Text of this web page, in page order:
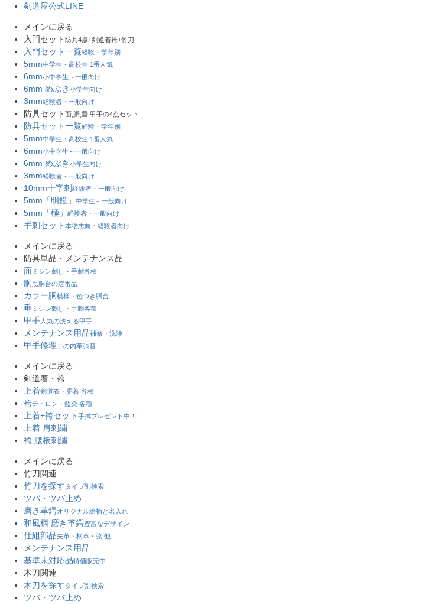
剣道屋公式LINE
メインに戻る
入門セット 防具4点+剣道着袴+竹刀
入門セット一覧経験・学年別
5mm中学生・高校生 1番人気
6mm小中学生～一般向け
6mm めぶき 小学生向け
3mm経験者・一般向け
防具セット 面,胴,垂,甲手の4点セット
防具セット一覧経験・学年別
5mm中学生・高校生 1番人気
6mm小中学生～一般向け
6mm めぶき 小学生向け
3mm経験者・一般向け
10mm十字刺 経験者・一般向け
5mm「明鏡」 中学生～一般向け
5mm「極」 経験者・一般向け
手刺セット 本物志向・経験者向け
メインに戻る
防具単品・メンテナンス品
面 ミシン刺し・手刺各種
胴黒胴台の定番品
カラー胴模様・色つき胴台
垂 ミシン刺し・手刺各種
甲手 人気の洗える甲手
メンテナンス用品補修・洗浄
甲手修理手の内革張替
メインに戻る
剣道着・袴
上着剣道衣・胴着 各種
袴テトロン・藍染 各種
上着+袴セット 手拭プレゼント中！
上着 肩刺繍
袴 腰板刺繍
メインに戻る
竹刀関連
竹刀を探すタイプ別検索
ツバ・ツバ止め
磨き革鍔オリジナル絵柄と名入れ
和風柄 磨き革鍔豊富なデザイン
仕組部品先革・柄革・弦 他
メンテナンス用品
基準未対応品特価販売中
木刀関連
木刀を探すタイプ別検索
ツバ・ツバ止め